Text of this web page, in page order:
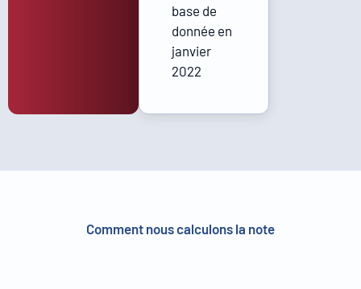
base de
donnée en
janvier
2022
Comment nous calculons la note